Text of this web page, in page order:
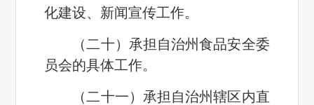
化建设、新闻宣传工作。
（二十）承担自治州食品安全委
员会的具体工作。
（二十一）承担自治州辖区内直